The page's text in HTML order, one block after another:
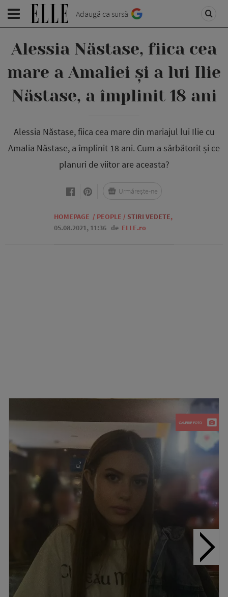
Adaugă ca sursă
Alessia Năstase, fiica cea
mare a Amaliei și a lui Ilie
Năstase, a împlinit 18 ani
Alessia Năstase, fiica cea mare din mariajul lui Ilie cu
Amalia Năstase, a împlinit 18 ani. Cum a sărbătorit și ce
planuri de viitor are aceasta?
HOMEPAGE / PEOPLE / STIRI VEDETE,
05.08.2021, 11:36 de ELLE.ro
Urmărește-ne